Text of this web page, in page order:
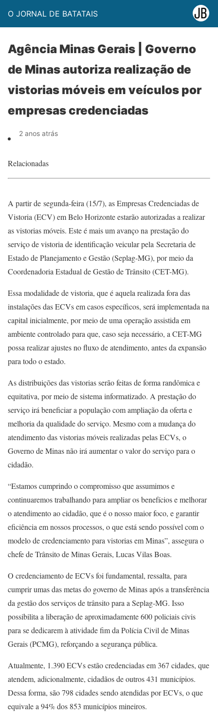
O JORNAL DE BATATAIS
Agência Minas Gerais | Governo
de Minas autoriza realização de
vistorias móveis em veículos por
empresas credenciadas
2 anos atrás
Relacionadas
A partir de segunda-feira (15/7), as Empresas Credenciadas de
Vistoria (ECV) em Belo Horizonte estarão autorizadas a realizar
as vistorias móveis. Este é mais um avanço na prestação do
serviço de vistoria de identificação veicular pela Secretaria de
Estado de Planejamento e Gestão (Seplag-MG), por meio da
Coordenadoria Estadual de Gestão de Trânsito (CET-MG).
Essa modalidade de vistoria, que é aquela realizada fora das
instalações das ECVs em casos específicos, será implementada na
capital inicialmente, por meio de uma operação assistida em
ambiente controlado para que, caso seja necessário, a CET-MG
possa realizar ajustes no fluxo de atendimento, antes da expansão
para todo o estado.
As distribuições das vistorias serão feitas de forma randômica e
equitativa, por meio de sistema informatizado. A prestação do
serviço irá beneficiar a população com ampliação da oferta e
melhoria da qualidade do serviço. Mesmo com a mudança do
atendimento das vistorias móveis realizadas pelas ECVs, o
Governo de Minas não irá aumentar o valor do serviço para o
cidadão.
“Estamos cumprindo o compromisso que assumimos e
continuaremos trabalhando para ampliar os benefícios e melhorar
o atendimento ao cidadão, que é o nosso maior foco, e garantir
eficiência em nossos processos, o que está sendo possível com o
modelo de credenciamento para vistorias em Minas”, assegura o
chefe de Trânsito de Minas Gerais, Lucas Vilas Boas.
O credenciamento de ECVs foi fundamental, ressalta, para
cumprir umas das metas do governo de Minas após a transferência
da gestão dos serviços de trânsito para a Seplag-MG. Isso
possibilita a liberação de aproximadamente 600 policiais civis
para se dedicarem à atividade fim da Polícia Civil de Minas
Gerais (PCMG), reforçando a segurança pública.
Atualmente, 1.390 ECVs estão credenciadas em 367 cidades, que
atendem, adicionalmente, cidadãos de outros 431 municípios.
Dessa forma, são 798 cidades sendo atendidas por ECVs, o que
equivale a 94% dos 853 municípios mineiros.